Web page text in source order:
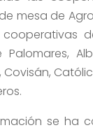
mesa de
Palomares,
Covisán,
se ha